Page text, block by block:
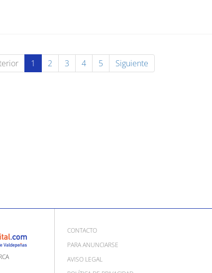
1 2 3 4 5 Siguiente
CONTACTO
PARA ANUNCIARSE
AVISO LEGAL